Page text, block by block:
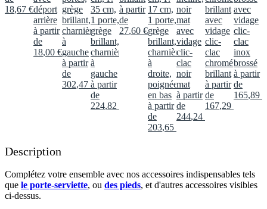
18,67 €déport
arrière
à partir
de
18,00 €
grège
brillant,
charnières
à
gauche
à partir
de
302,47 €
35 cm,
1 porte,
grège
brillant,
charnières
à
gauche
à partir
de
224,82
à partir
de
27,60 €
17 cm,
1 porte,
grège
brillant,
charnières
à
droite,
poignée
en bas
à partir
de
203,65
noir
mat
avec
vidage
clic-
clac
noir
mat
à partir
de
244,24
brillant
avec
vidage
clic-
clac
chromé
brillant
à partir
de
167,29
avec
vidage
clic-
clac
inox
brossé
à partir
de
165,89
Description
Complétez votre ensemble avec nos accessoires indispensables tels
que le porte-serviette, ou des pieds, et d'autres accessoires visibles
ci-dessus.​